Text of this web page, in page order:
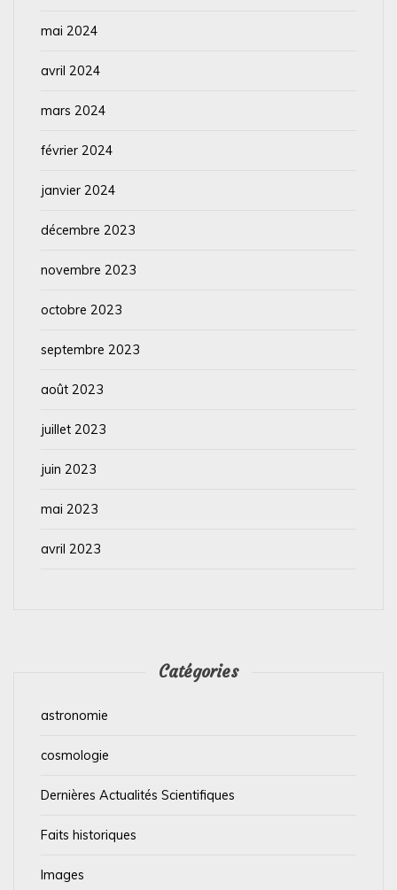
mai 2024
avril 2024
mars 2024
février 2024
janvier 2024
décembre 2023
novembre 2023
octobre 2023
septembre 2023
août 2023
juillet 2023
juin 2023
mai 2023
avril 2023
Catégories
astronomie
cosmologie
Dernières Actualités Scientifiques
Faits historiques
Images